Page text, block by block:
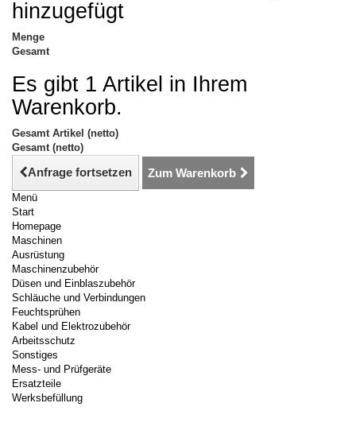
hinzugefügt
Menge
Gesamt
Es gibt 1 Artikel in Ihrem
Warenkorb.
Gesamt Artikel (netto)
Gesamt (netto)
Anfrage fortsetzen Zum Warenkorb
Menü
Start
Homepage
Maschinen
Ausrüstung
Maschinenzubehör
Düsen und Einblaszubehör
Schläuche und Verbindungen
Feuchtsprühen
Kabel und Elektrozubehör
Arbeitsschutz
Sonstiges
Mess- und Prüfgeräte
Ersatzteile
Werksbefüllung